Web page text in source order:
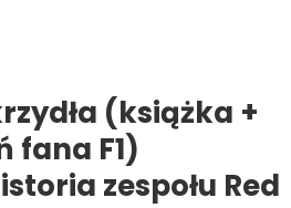
(książka +
fana F1)
zespołu Red